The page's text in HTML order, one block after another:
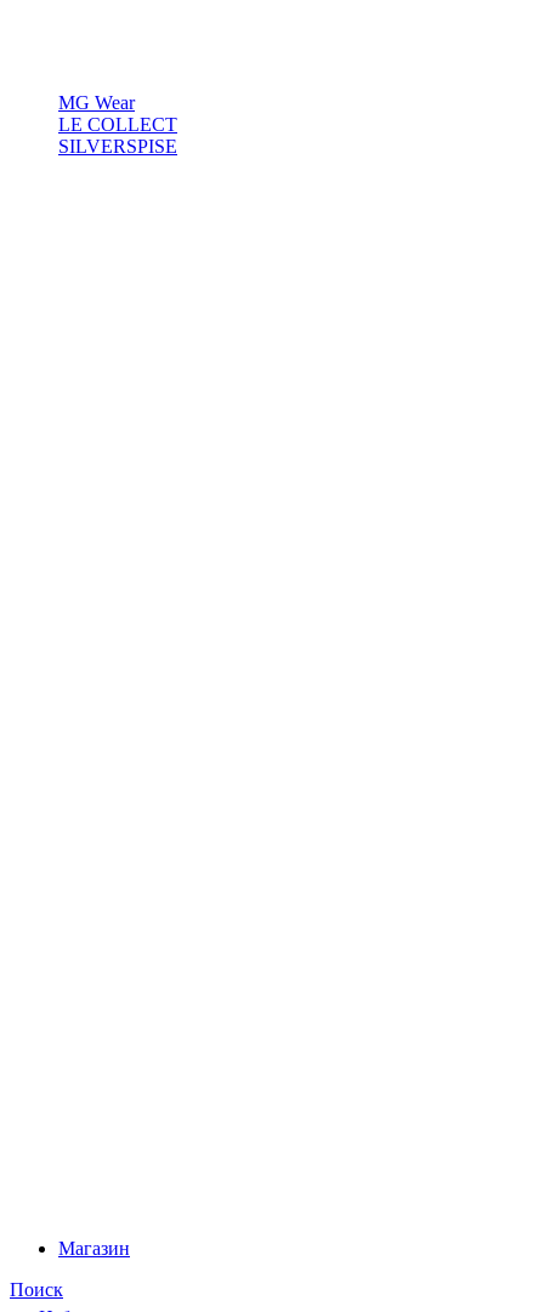
MG Wear
LE COLLECT
SILVERSPISE
Магазин
Поиск